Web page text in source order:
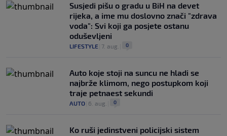
Susjedi pišu o gradu u BiH na devet
rijeka, a ime mu doslovno znači "zdrava
voda": Svi koji ga posjete ostanu
oduševljeni
LIFESTYLE 7. aug. 0
Auto koje stoji na suncu ne hladi se
najbrže klimom, nego postupkom koji
traje petnaest sekundi
AUTO 6. aug. 0
Ko ruši jedinstveni policijski sistem